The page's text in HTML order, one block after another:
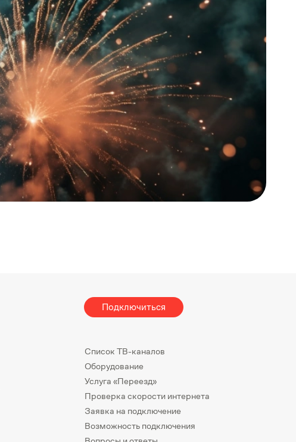
Подключиться
Список ТВ-каналов
Оборудование
Услуга «Переезд»
Проверка скорости интернета
Заявка на подключение
Возможность подключения